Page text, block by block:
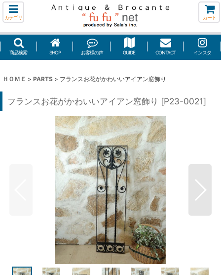
カテゴリ カート
商品検索 SHOP お客様の声 GUIDE CONTACT インスタ
ＨＯＭＥ > PARTS > フランスお花がかわいいアイアン窓飾り
フランスお花がかわいいアイアン窓飾り [P23-0021]